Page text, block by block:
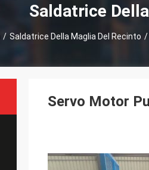
Saldatrice
/ Saldatrice Della Maglia Del Recinto /
Servo Motor